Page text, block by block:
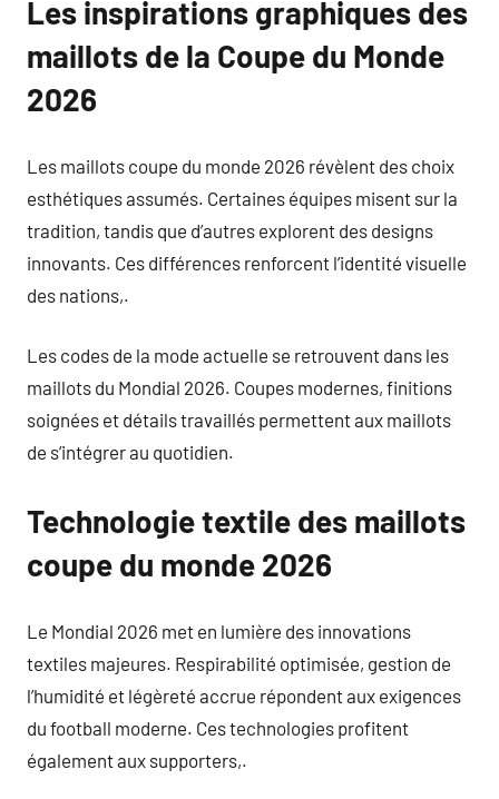
Les inspirations graphiques des
maillots de la Coupe du Monde
2026
Les maillots coupe du monde 2026 révèlent des choix
esthétiques assumés. Certaines équipes misent sur la
tradition, tandis que d’autres explorent des designs
innovants. Ces différences renforcent l’identité visuelle
des nations,.
Les codes de la mode actuelle se retrouvent dans les
maillots du Mondial 2026. Coupes modernes, finitions
soignées et détails travaillés permettent aux maillots
de s’intégrer au quotidien.
Technologie textile des maillots
coupe du monde 2026
Le Mondial 2026 met en lumière des innovations
textiles majeures. Respirabilité optimisée, gestion de
l’humidité et légèreté accrue répondent aux exigences
du football moderne. Ces technologies profitent
également aux supporters,.